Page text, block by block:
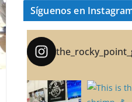
Síguenos en